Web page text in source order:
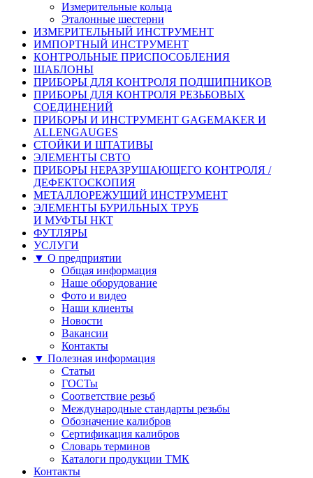
Измерительные кольца
Эталонные шестерни
ИЗМЕРИТЕЛЬНЫЙ ИНСТРУМЕНТ
ИМПОРТНЫЙ ИНСТРУМЕНТ
КОНТРОЛЬНЫЕ ПРИСПОСОБЛЕНИЯ
ШАБЛОНЫ
ПРИБОРЫ ДЛЯ КОНТРОЛЯ ПОДШИПНИКОВ
ПРИБОРЫ ДЛЯ КОНТРОЛЯ РЕЗЬБОВЫХ
СОЕДИНЕНИЙ
ПРИБОРЫ И ИНСТРУМЕНТ GAGEMAKER И
ALLENGAUGES
СТОЙКИ И ШТАТИВЫ
ЭЛЕМЕНТЫ СВТО
ПРИБОРЫ НЕРАЗРУШАЮЩЕГО КОНТРОЛЯ /
ДЕФЕКТОСКОПИЯ
МЕТАЛЛОРЕЖУЩИЙ ИНСТРУМЕНТ
ЭЛЕМЕНТЫ БУРИЛЬНЫХ ТРУБ
И МУФТЫ НКТ
ФУТЛЯРЫ
УСЛУГИ
▼ О предприятии
Общая информация
Наше оборудование
Фото и видео
Наши клиенты
Новости
Вакансии
Контакты
▼ Полезная информация
Статьи
ГОСТы
Соответствие резьб
Международные стандарты резьбы
Обозначение калибров
Сертификация калибров
Словарь терминов
Каталоги продукции ТМК
Контакты